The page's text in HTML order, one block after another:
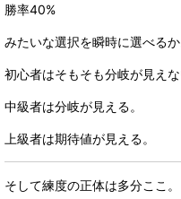
勝率40%
みたいな選択を瞬時に選べるか
初心者はそもそも分岐が見えな
中級者は分岐が見える。
上級者は期待値が見える。
そして練度の正体は多分ここ。